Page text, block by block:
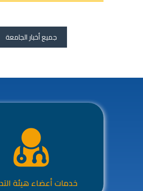
جميع أخبار الجامعة
خدمات أعضاء هيئة